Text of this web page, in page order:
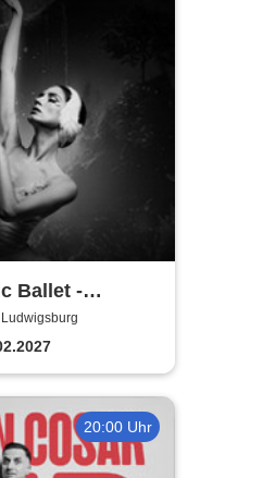
Ballet -
- Jenseits der
Streichquartett
20:00 Uhr